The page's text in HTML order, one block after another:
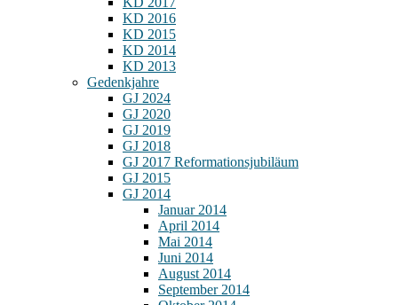
KD 2016
KD 2015
KD 2014
KD 2013
Gedenkjahre
GJ 2024
GJ 2020
GJ 2019
GJ 2018
GJ 2017 Reformationsjubiläum
GJ 2015
GJ 2014
Januar 2014
April 2014
Mai 2014
Juni 2014
August 2014
September 2014